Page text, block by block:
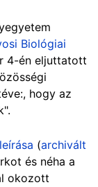
Biológiai
4-én eljuttatott
hogy az
leírása (archivált
és néha a
okozott